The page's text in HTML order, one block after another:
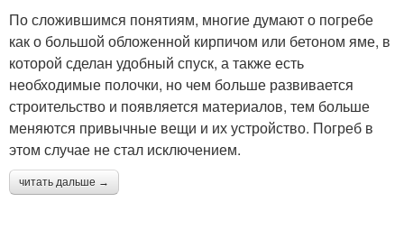
По сложившимся понятиям, многие думают о погребе
как о большой обложенной кирпичом или бетоном яме, в
которой сделан удобный спуск, а также есть
необходимые полочки, но чем больше развивается
строительство и появляется материалов, тем больше
меняются привычные вещи и их устройство. Погреб в
этом случае не стал исключением.
читать дальше →